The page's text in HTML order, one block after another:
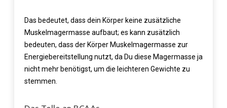
Das bedeutet, dass dein Körper keine zusätzliche
Muskelmagermasse aufbaut; es kann zusätzlich
bedeuten, dass der Körper Muskelmagermasse zur
Energiebereitstellung nutzt, da Du diese Magermasse ja
nicht mehr benötigst, um die leichteren Gewichte zu
stemmen.